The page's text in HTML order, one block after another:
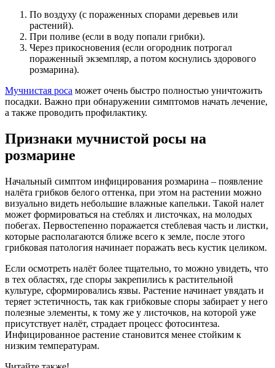
По воздуху (с пораженных спорами деревьев или
растений).
При поливе (если в воду попали грибки).
Через прикосновения (если огородник потрогал
пораженный экземпляр, а потом коснулись здорового
розмарина).
Мучнистая роса может очень быстро полностью уничтожить
посадки. Важно при обнаружении симптомов начать лечение,
а также проводить профилактику.
Признаки мучнистой росы на
розмарине
Начальный симптом инфицирования розмарина – появление
налёта грибков белого оттенка, при этом на растении можно
визуально видеть небольшие влажные капельки. Такой налет
может формироваться на стеблях и листочках, на молодых
побегах. Первостепенно поражается стеблевая часть и листки,
которые располагаются ближе всего к земле, после этого
грибковая патология начинает поражать весь кустик целиком.
Если осмотреть налёт более тщательно, то можно увидеть, что
в тех областях, где споры закрепились к растительной
культуре, сформировались язвы. Растение начинает увядать и
теряет эстетичность, так как грибковые споры забирает у него
полезные элементы, к тому же у листочков, на которой уже
присутствует налёт, страдает процесс фотосинтеза.
Инфицированное растение становится менее стойким к
низким температурам.